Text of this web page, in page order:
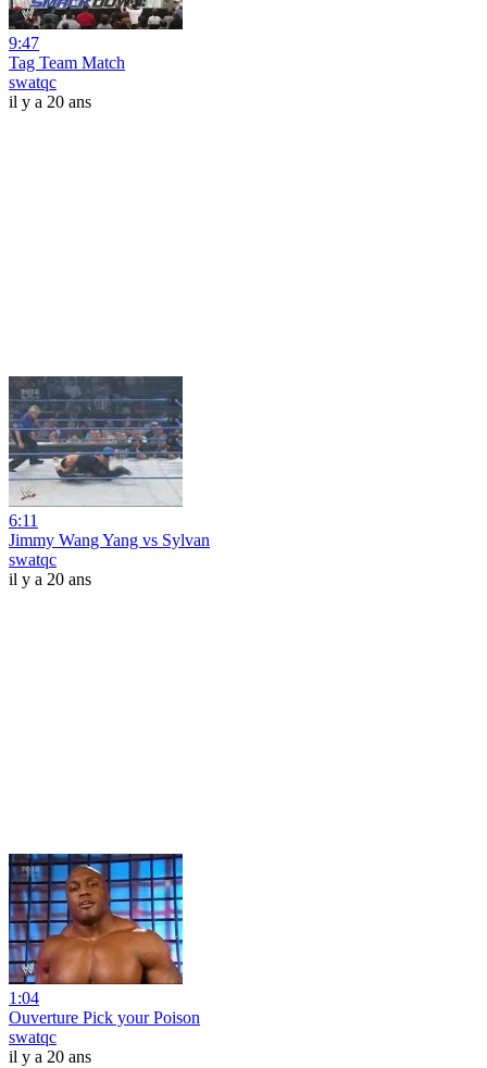
9:47
Tag Team Match
swatqc
il y a 20 ans
6:11
Jimmy Wang Yang vs Sylvan
swatqc
il y a 20 ans
1:04
Ouverture Pick your Poison
swatqc
il y a 20 ans